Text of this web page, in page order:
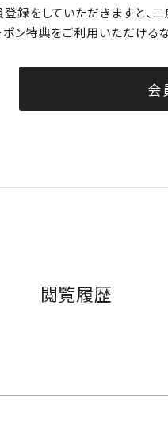
録をしていただきますと、
ン特典をご利用いただける
会
閲覧履歴